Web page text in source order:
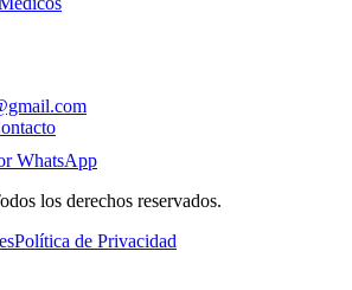
WhatsApp
los derechos reservados.
Política de Privacidad